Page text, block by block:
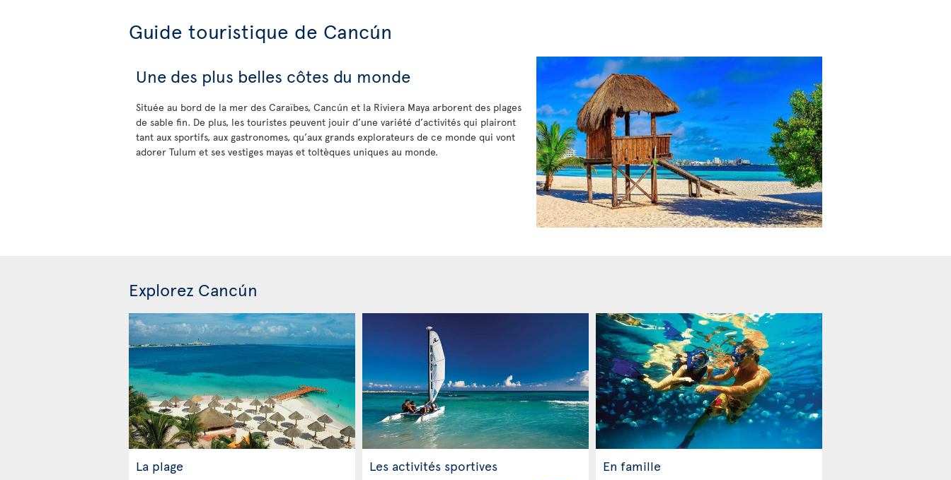
Guide touristique de Cancún
Une des plus belles côtes du monde
Située au bord de la mer des Caraïbes, Cancún et la Riviera Maya arborent des plages
de sable fin. De plus, les touristes peuvent jouir d’une variété d’activités qui plairont
tant aux sportifs, aux gastronomes, qu’aux grands explorateurs de ce monde qui vont
adorer Tulum et ses vestiges mayas et toltèques uniques au monde.
Explorez Cancún
La plage Les activités sportives En famille